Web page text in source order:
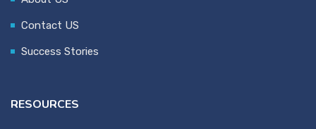
Contact US
Success Stories
RESOURCES